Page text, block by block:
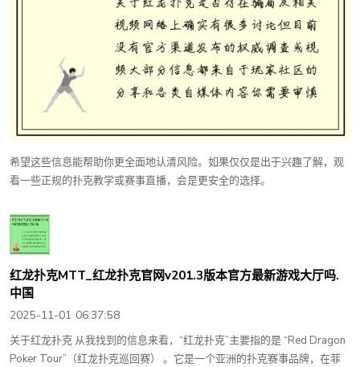
希望这些信息能帮助你更全面地认清风险。如果仅仅是出于兴趣了解，观
看一些正规的扑克教学或赛事直播，会是更安全的选择。
红龙扑克MTT_红龙扑克官网v201.3版本官方最新游戏大厅吗.
中国
2025-11-01 06:37:58
关于红龙扑克 从我找到的信息来看，“红龙扑克”主要指的是 “Red Dragon
Poker Tour”（红龙扑克巡回赛） 。它是一个亚洲的扑克赛事品牌，在菲